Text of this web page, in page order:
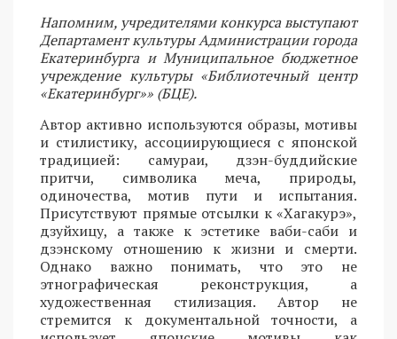
Напомним, учредителями конкурса выступают
Департамент культуры Администрации города
Екатеринбурга и Муниципальное бюджетное
учреждение культуры «Библиотечный центр
«Екатеринбург»» (БЦЕ).
Автор активно используются образы, мотивы
и стилистику, ассоциирующиеся с японской
традицией: самураи, дзэн-буддийские
притчи, символика меча, природы,
одиночества, мотив пути и испытания.
Присутствуют прямые отсылки к «Хагакурэ»,
дзуйхицу, а также к эстетике ваби-саби и
дзэнскому отношению к жизни и смерти.
Однако важно понимать, что это не
этнографическая реконструкция, а
художественная стилизация. Автор не
стремится к документальной точности, а